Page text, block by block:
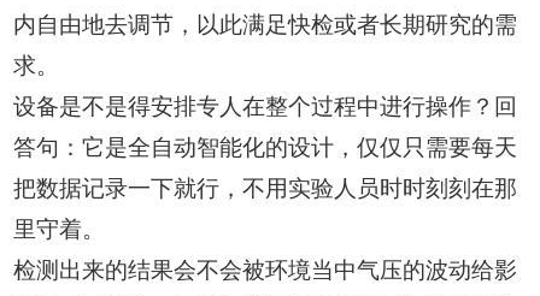
内自由地去调节，以此满足快检或者长期研究的需
求。
设备是不是得安排专人在整个过程中进行操作？回
答句：它是全自动智能化的设计，仅仅只需要每天
把数据记录一下就行，不用实验人员时时刻刻在那
里守着。
检测出来的结果会不会被环境当中气压的波动给影